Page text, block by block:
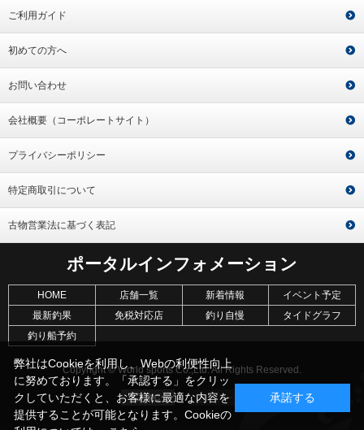
ご利用ガイド
初めての方へ
お問い合わせ
会社概要（コーポレートサイト）
プライバシーポリシー
特定商取引について
古物営業法に基づく表記
ポータルインフォメーション
HOME 店舗一覧 新着情報
イベント予定
最新釣果
免税対応店 釣り自慢
タイドグラフ
釣り船予約
Copyright © World sports Co.,Ltd. All Rights Reserved.
弊社はCookieを利用し、Webの利便性向上
に努めております。「承認する」をクリッ
クしていただくと、お客様に最適な内容を
提供することが可能となります。Cookieの
承諾する